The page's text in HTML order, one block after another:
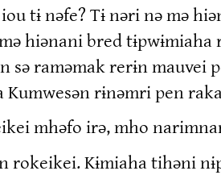
tɨ nəfe? Tɨ nəri nə mə
hiənani bred tɨpwɨmiaha
raməmak rerɨn mauvei
rɨnəmri pen
mhəfo irə, mho
rokeikei. Kɨmiaha tihəni